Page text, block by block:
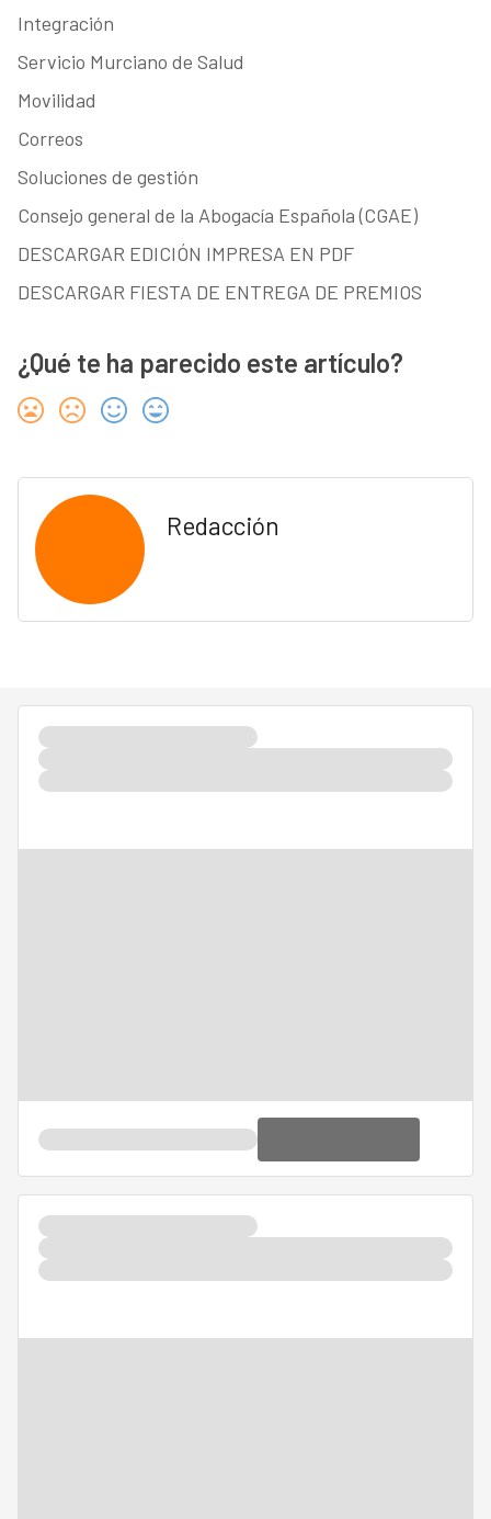
Integración
Servicio Murciano de Salud
Movilidad
Correos
Soluciones de gestión
Consejo general de la Abogacía Española (CGAE)
DESCARGAR EDICIÓN IMPRESA EN PDF
DESCARGAR FIESTA DE ENTREGA DE PREMIOS
¿Qué te ha parecido este artículo?
Redacción